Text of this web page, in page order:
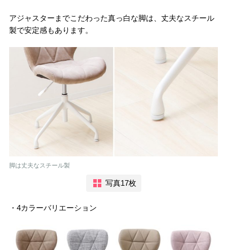
アジャスターまでこだわった真っ白な脚は、丈夫なスチール
製で安定感もあります。
脚は丈夫なスチール製
写真17枚
・4カラーバリエーション